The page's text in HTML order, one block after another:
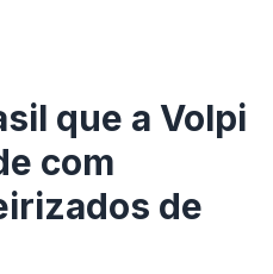
que a Volpi
com
de